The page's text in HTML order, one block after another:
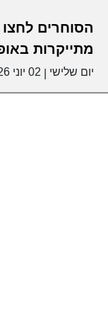
הסוחרים
מתייקרות
יום שלישי 02 יוני 2026